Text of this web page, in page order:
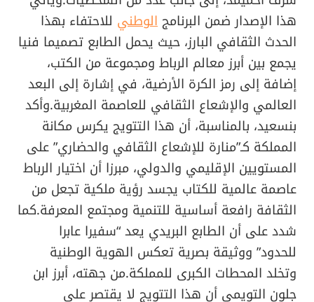
هذا الإصدار ضمن البرنامجالوطني للاحتفاء بهذا
الحدث الثقافي البارز، حيث يحمل الطابع تصميما فنيا
يجمع بين أبرز معالم الرباط ومجموعة من الكتب،
إضافة إلى رمز الكرة الأرضية، في إشارة إلى البعد
العالمي والإشعاع الثقافي للعاصمة المغربية.وأكد
بنسعيد، بالمناسبة، أن هذا التتويج يكرس مكانة
المملكة كـ”منارة للإشعاع الثقافي والحضاري” على
المستويين الإقليمي والدولي، مبرزا أن اختيار الرباط
عاصمة عالمية للكتاب يجسد رؤية ملكية تجعل من
الثقافة رافعة أساسية للتنمية ومجتمع المعرفة.كما
شدد على أن الطابع البريدي يعد “سفيرا عابرا
للحدود” ووثيقة بصرية تعكس الهوية الوطنية
وتخلد المحطات الكبرى للمملكة.من جهته، أبرز ابن
جلون التويمي أن هذا التتويج لا يقتصر على